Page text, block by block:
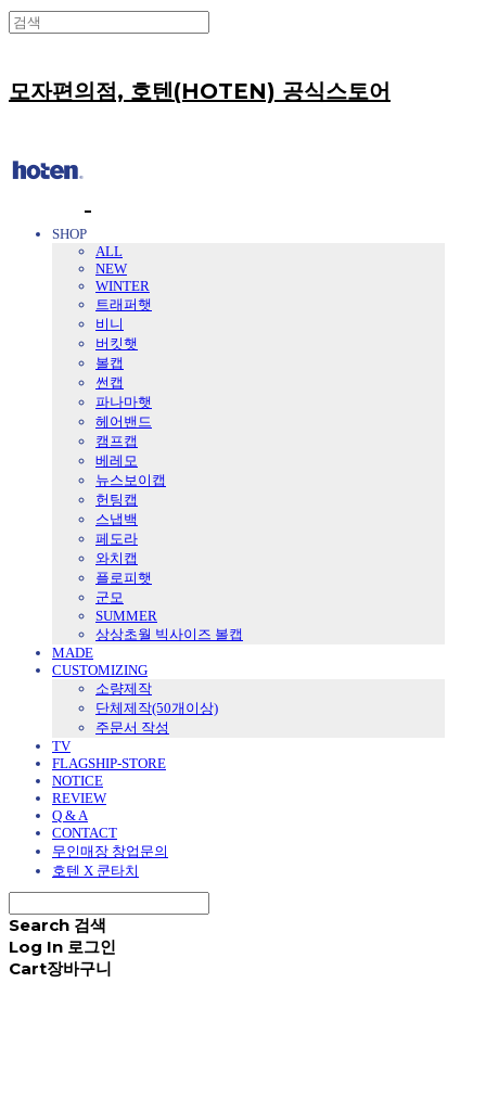
모자편의점, 호텐(HOTEN) 공식스토어
SHOP
ALL
NEW
WINTER
트래퍼햇
비니
버킷햇
볼캡
썬캡
파나마햇
헤어밴드
캠프캡
베레모
뉴스보이캡
헌팅캡
스냅백
페도라
와치캡
플로피햇
군모
SUMMER
상상초월 빅사이즈 볼캡
MADE
CUSTOMIZING
소량제작
단체제작(50개이상)
주문서 작성
TV
FLAGSHIP-STORE
NOTICE
REVIEW
Q & A
CONTACT
무인매장 창업문의
호텐 X 쿤타치
Search 검색
Log In 로그인
Cart장바구니